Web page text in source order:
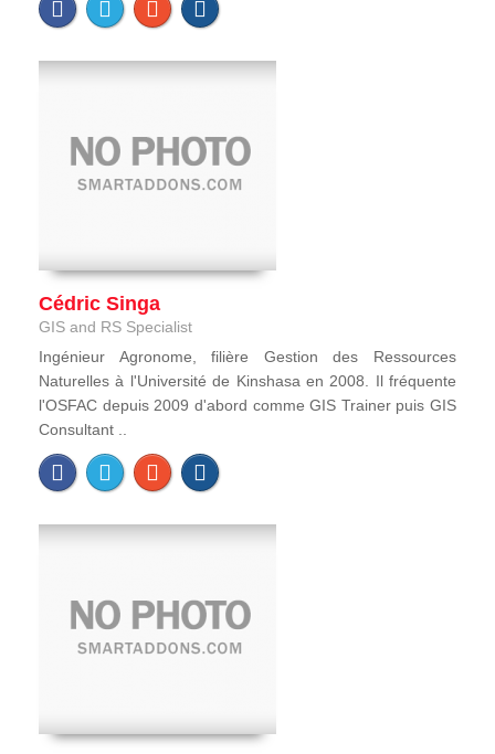
Cédric Singa
GIS and RS Specialist
Ingénieur Agronome, filière Gestion des Ressources
Naturelles à l'Université de Kinshasa en 2008. Il fréquente
l'OSFAC depuis 2009 d'abord comme GIS Trainer puis GIS
Consultant ..